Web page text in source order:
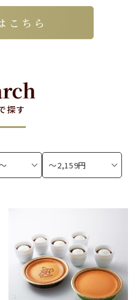
こちら
探す
〜2,159円